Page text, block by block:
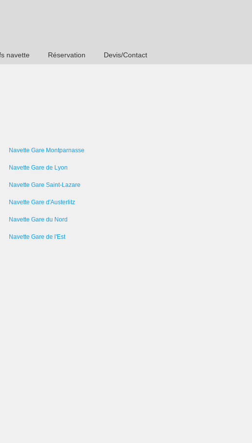
navette Réservation Devis/Contact
Navette Gare Montparnasse
Navette Gare de Lyon
Navette Gare Saint-Lazare
Navette Gare d'Austerlitz
Navette Gare du Nord
Navette Gare de l'Est